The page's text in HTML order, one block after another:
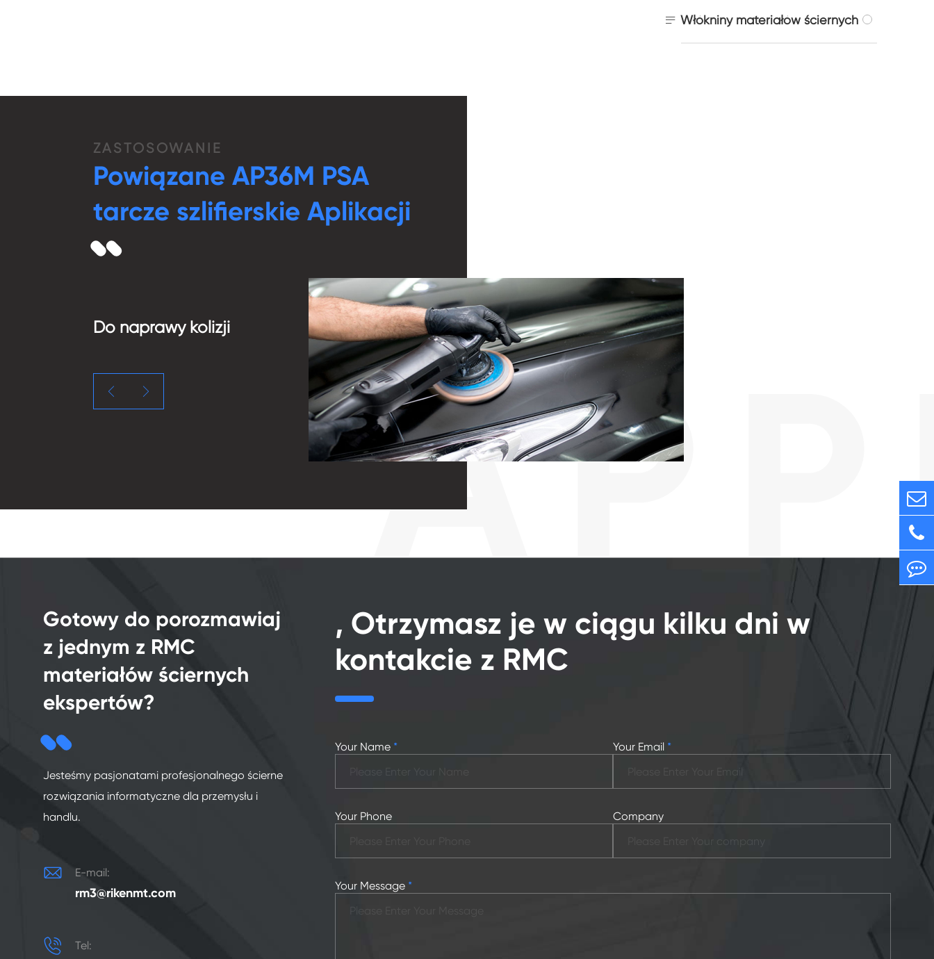
 Włókniny materiałów ściernych
ZASTOSOWANIE
Powiązane AP36M PSA
tarcze szlifierskie Aplikacji
Budowa i konstrukcja

Gotowy do porozmawiaj
z jednym z RMC
materiałów ściernych
ekspertów?
Jesteśmy pasjonatami profesjonalnego ścierne
rozwiązania informatyczne dla przemysłu i
handlu.
 E-mail:
rm3@rikenmt.com
 Tel:
, Otrzymasz je w ciągu kilku dni w
kontakcie z RMC
Your Name * Your Email *
Your Phone Company
Your Message *